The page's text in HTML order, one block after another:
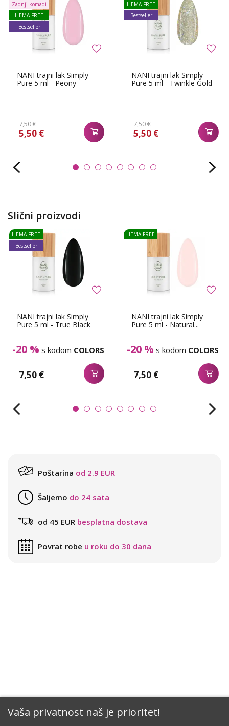
Vaša privatnost naš je prioritet!
NANI trajni lak Simply
Pure 5 ml - Peony
7,50 €
5,50 €
Zadnji komadi
HEMA-FREE
Bestseller
NANI trajni lak Simply
Pure 5 ml - Twinkle Gold
7,50 €
5,50 €
HEMA-FREE
Bestseller
Slični proizvodi
NANI trajni lak Simply
Pure 5 ml - True Black
-20 % s kodom COLORS
7,50 €
HEMA-FREE
Bestseller
NANI trajni lak Simply
Pure 5 ml - Natural...
-20 % s kodom COLORS
7,50 €
HEMA-FREE
Poštarina od 2.9 EUR
Šaljemo do 24 sata
od 45 EUR besplatna dostava
Povrat robe u roku do 30 dana